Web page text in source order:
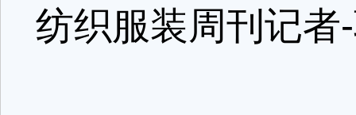
纺织服装周刊记者